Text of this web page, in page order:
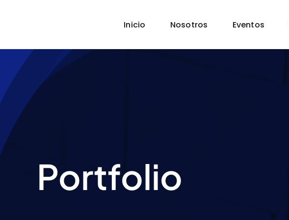
Inicio Nosotros Eventos
Portfolio